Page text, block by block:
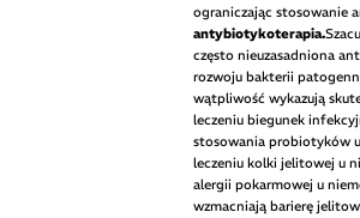
ograniczając stosowanie
antybiotykoterapia.
często nieuzasadniona
rozwoju bakterii
wątpliwość wykazują
leczeniu biegunek
stosowania probiotyków
leczeniu kolki jelitowej u
alergii pokarmowej u
wzmacniają barierę